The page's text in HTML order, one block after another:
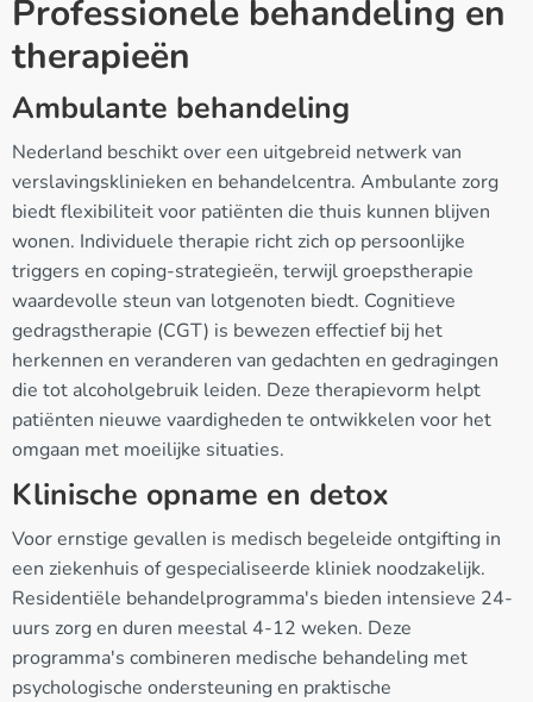
Professionele behandeling en
therapieën
Ambulante behandeling
Nederland beschikt over een uitgebreid netwerk van
verslavingsklinieken en behandelcentra. Ambulante zorg
biedt flexibiliteit voor patiënten die thuis kunnen blijven
wonen. Individuele therapie richt zich op persoonlijke
triggers en coping-strategieën, terwijl groepstherapie
waardevolle steun van lotgenoten biedt. Cognitieve
gedragstherapie (CGT) is bewezen effectief bij het
herkennen en veranderen van gedachten en gedragingen
die tot alcoholgebruik leiden. Deze therapievorm helpt
patiënten nieuwe vaardigheden te ontwikkelen voor het
omgaan met moeilijke situaties.
Klinische opname en detox
Voor ernstige gevallen is medisch begeleide ontgifting in
een ziekenhuis of gespecialiseerde kliniek noodzakelijk.
Residentiële behandelprogramma's bieden intensieve 24-
uurs zorg en duren meestal 4-12 weken. Deze
programma's combineren medische behandeling met
psychologische ondersteuning en praktische